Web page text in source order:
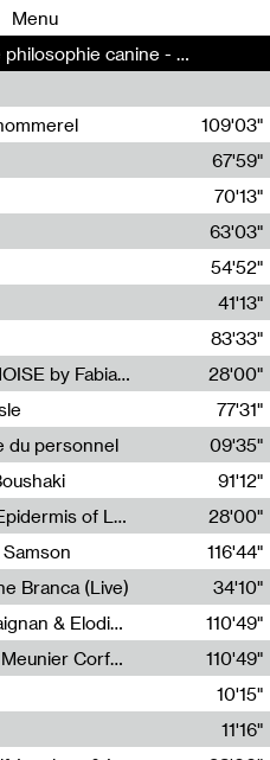
Menu
- Demain les chiens (7)
109'03"
67'59"
70'13"
63'03"
54'52"
41'13"
83'33"
Radia Show #1113 : FOSSIL///NOISE by Fabiana Gibim / Wave Farm
28'00"
77'31"
du personnel
09'35"
91'12"
Radia Show #1112 : The Sonic Epidermis of Lake Léman by Paul Courlet / Guest Slot
28'00"
116'44"
Branca (Live)
34'10"
Écouter sans les yeux : Liza Maignan & Elodie Lecat
110'49"
Écouter sans les yeux : Esther Meunier Corfdyr
110'49"
10'15"
11'16"
00
00